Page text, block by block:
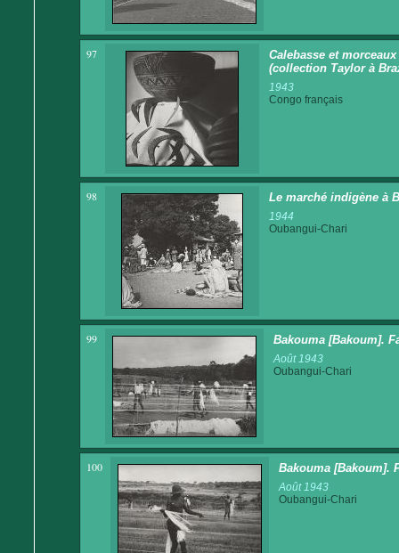
97
Calebasse et
(collection Taylor à
1943
Congo français
98 Le marché indigène à
1944
Oubangui-Chari
99 Bakouma [Bakoum].
Août 1943
Oubangui-Chari
100 Bakouma [Bakoum].
Août 1943
Oubangui-Chari